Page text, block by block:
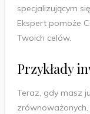
specjalizującym
Ekspert pomoże
Twoich celów.
Przykłady
Teraz, gdy masz